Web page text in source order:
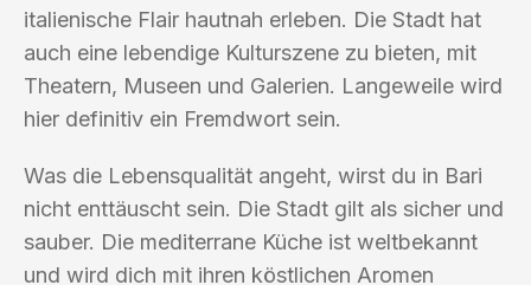
italienische Flair hautnah erleben. Die Stadt hat
auch eine lebendige Kulturszene zu bieten, mit
Theatern, Museen und Galerien. Langeweile wird
hier definitiv ein Fremdwort sein.
Was die Lebensqualität angeht, wirst du in Bari
nicht enttäuscht sein. Die Stadt gilt als sicher und
sauber. Die mediterrane Küche ist weltbekannt
und wird dich mit ihren köstlichen Aromen